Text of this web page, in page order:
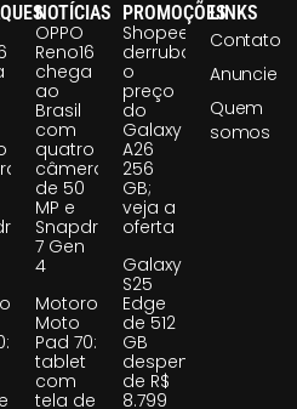
NOTÍCIAS
OPPO
Reno16
chega
ao
Brasil
com
quatro
câmeras
de 50
MP e
Snapdragon
7 Gen
4
Motorola
Moto
Pad 70:
tablet
com
tela de
PROMOÇÕES
Shopee
derruba
o
preço
do
Galaxy
A26
256
GB;
veja a
oferta
Galaxy
S25
Edge
de 512
GB
despenca
de R$
8.799
LINKS
Contato
Anuncie
Quem
somos